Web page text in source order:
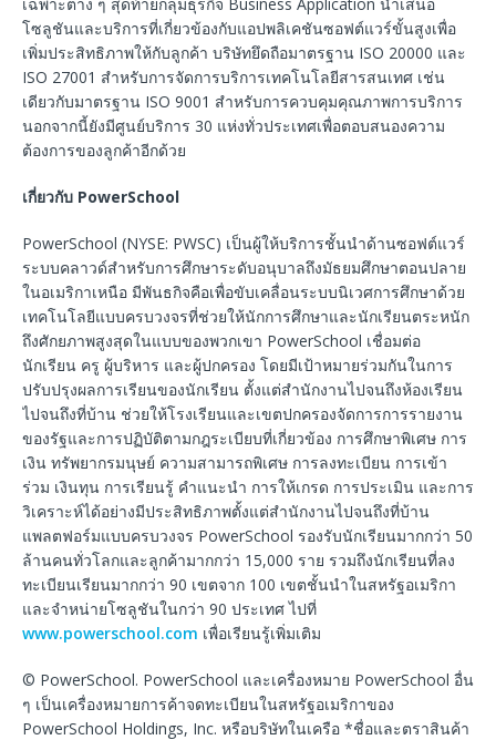
โซลูชันและบริการที่เกี่ยวข้องกับแอปพลิเคชันซอฟต์แวร์ขั้นสูงเพื่อ
เพิ่มประสิทธิภาพให้กับลูกค้า บริษัทยึดถือมาตรฐาน ISO 20000 และ
ISO 27001 สำหรับการจัดการบริการเทคโนโลยีสารสนเทศ เช่น
เดียวกับมาตรฐาน ISO 9001 สำหรับการควบคุมคุณภาพการบริการ
นอกจากนี้ยังมีศูนย์บริการ 30 แห่งทั่วประเทศเพื่อตอบสนองความ
ต้องการของลูกค้าอีกด้วย
เกี่ยวกับ PowerSchool
PowerSchool (NYSE: PWSC) เป็นผู้ให้บริการชั้นนำด้านซอฟต์แวร์
ระบบคลาวด์สำหรับการศึกษาระดับอนุบาลถึงมัธยมศึกษาตอนปลาย
ในอเมริกาเหนือ มีพันธกิจคือเพื่อขับเคลื่อนระบบนิเวศการศึกษาด้วย
เทคโนโลยีแบบครบวงจรที่ช่วยให้นักการศึกษาและนักเรียนตระหนัก
ถึงศักยภาพสูงสุดในแบบของพวกเขา PowerSchool เชื่อมต่อ
นักเรียน ครู ผู้บริหาร และผู้ปกครอง โดยมีเป้าหมายร่วมกันในการ
ปรับปรุงผลการเรียนของนักเรียน ตั้งแต่สำนักงานไปจนถึงห้องเรียน
ไปจนถึงที่บ้าน ช่วยให้โรงเรียนและเขตปกครองจัดการการรายงาน
ของรัฐและการปฏิบัติตามกฎระเบียบที่เกี่ยวข้อง การศึกษาพิเศษ การ
เงิน ทรัพยากรมนุษย์ ความสามารถพิเศษ การลงทะเบียน การเข้า
ร่วม เงินทุน การเรียนรู้ คำแนะนำ การให้เกรด การประเมิน และการ
วิเคราะห์ได้อย่างมีประสิทธิภาพตั้งแต่สำนักงานไปจนถึงที่บ้าน
แพลตฟอร์มแบบครบวงจร PowerSchool รองรับนักเรียนมากกว่า 50
ล้านคนทั่วโลกและลูกค้ามากกว่า 15,000 ราย รวมถึงนักเรียนที่ลง
ทะเบียนเรียนมากกว่า 90 เขตจาก 100 เขตชั้นนำในสหรัฐอเมริกา
และจำหน่ายโซลูชันในกว่า 90 ประเทศ ไปที่
www.powerschool.com เพื่อเรียนรู้เพิ่มเติม
© PowerSchool. PowerSchool และเครื่องหมาย PowerSchool อื่น
ๆ เป็นเครื่องหมายการค้าจดทะเบียนในสหรัฐอเมริกาของ
PowerSchool Holdings, Inc. หรือบริษัทในเครือ *ชื่อและตราสินค้า